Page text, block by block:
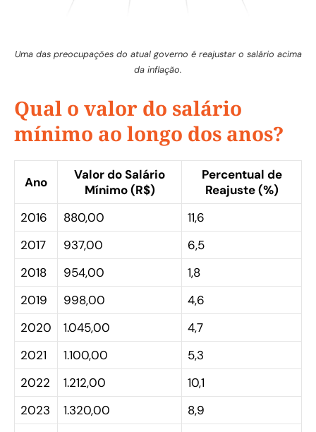
Uma das preocupações do atual governo é reajustar o salário acima
da inflação.
Qual o valor do salário
mínimo ao longo dos anos?
Ano
Valor do Salário
Mínimo (R$)
Percentual de
Reajuste (%)
2016
880,00
11,6
2017
937,00
6,5
2018
954,00
1,8
2019
998,00
4,6
2020
1.045,00
4,7
2021
1.100,00
5,3
2022
1.212,00
10,1
2023
1.320,00
8,9